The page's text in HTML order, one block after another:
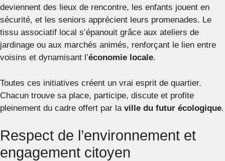
deviennent des lieux de rencontre, les enfants jouent en
sécurité, et les seniors apprécient leurs promenades. Le
tissu associatif local s’épanouit grâce aux ateliers de
jardinage ou aux marchés animés, renforçant le lien entre
voisins et dynamisant l’économie locale.
Toutes ces initiatives créent un vrai esprit de quartier.
Chacun trouve sa place, participe, discute et profite
pleinement du cadre offert par la ville du futur écologique.
Respect de l’environnement et
engagement citoyen